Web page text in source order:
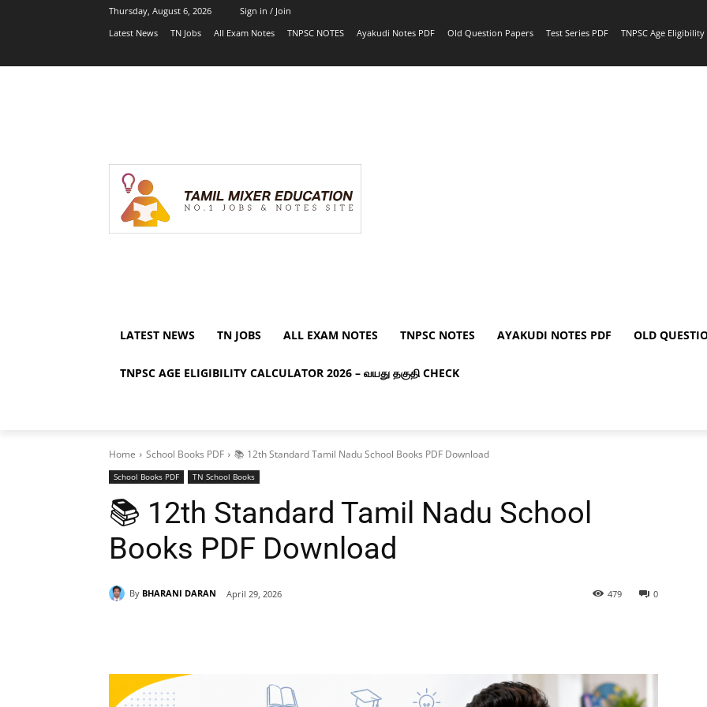
Thursday, August 6, 2026
Sign in / Join
Latest News
TN Jobs All Exam Notes TNPSC NOTES Ayakudi Notes PDF Old Question Papers Test Series PDF TNPSC Age
LATEST NEWS TN JOBS ALL EXAM NOTES TNPSC NOTES AYAKUDI NOTES PDF OLD
TNPSC AGE ELIGIBILITY CALCULATOR 2026 – வயது தகுதி CHECK
Home School Books PDF 📚 12th Standard Tamil Nadu School Books PDF Download
School Books PDF TN School Books
📚 12th Standard Tamil Nadu School
Books PDF Download
By BHARANI DARAN April 29, 2026 0
479